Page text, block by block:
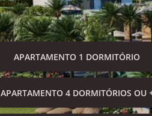
APARTAMENTO 1 DORMITÓRIO
APARTAMENTO 4 DORMITÓRIOS OU